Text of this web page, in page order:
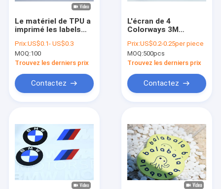
Produits
Vidéos
Le matériel de TPU a
imprimé les labels
de vêtement avec
quatre logos de
couleur
Prix:US$0.1- US$0.3
MOQ:100
Trouvez les derniers prix
Contactez
L'écran de 4
Colorways 3M
Patch a imprimé
LOGO For Jeans
Prix:US$0.2-0.25per piece
MOQ:500pcs
Trouvez les derniers prix
Contactez